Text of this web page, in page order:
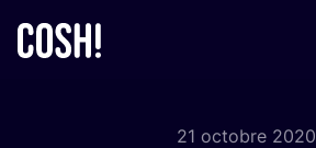
21 octobre 2020